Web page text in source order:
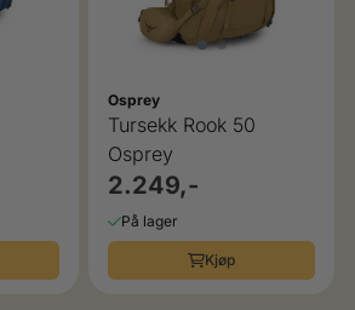
Osprey
Tursekk Rook 50
Osprey
2.249,-
På lager
Kjøp